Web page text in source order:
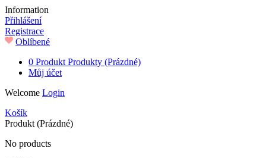
Information
Přihlášení
Registrace
Oblíbené
0 Produkt Produkty (Prázdné)
Můj účet
Welcome Login
Košík
Produkt (Prázdné)
No products